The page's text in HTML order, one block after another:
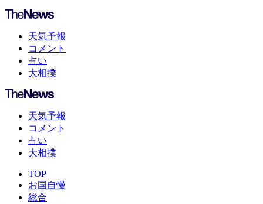
天気予報
コメント
占い
大相撲
天気予報
コメント
占い
大相撲
TOP
お国自慢
総合